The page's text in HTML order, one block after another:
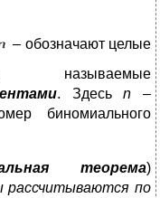
– обозначают целые
называемые
. Здесьn –
биномиального
теорема)
рассчитываются по